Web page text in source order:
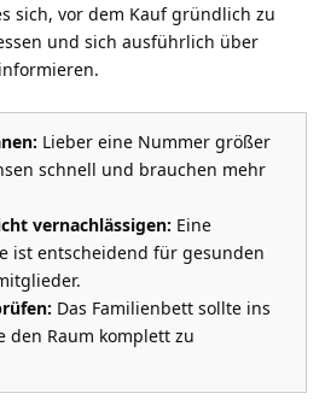
sich, vor dem Kauf gründlich zu
und sich ausführlich über
Lieber eine Nummer größer
schnell und brauchen mehr
vernachlässigen: Eine
ist entscheidend für gesunden
Das Familienbett sollte ins
den Raum komplett zu